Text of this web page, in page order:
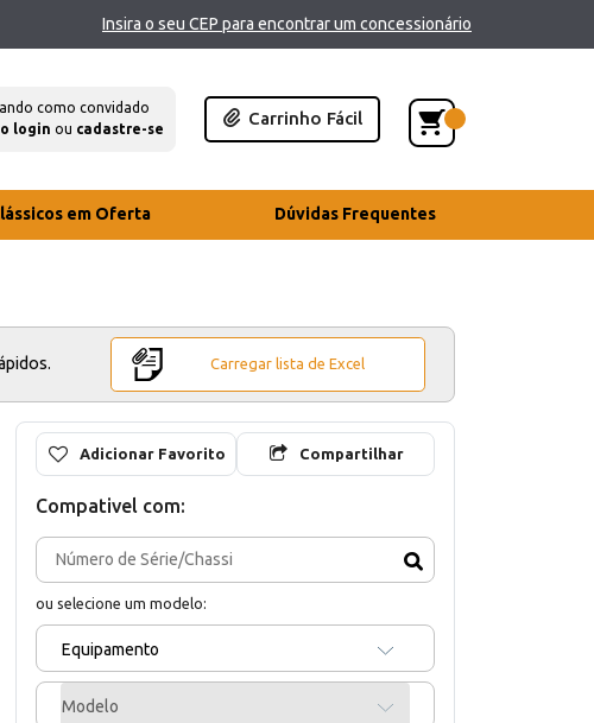
Insira o seu CEP para encontrar um concessionário
como convidado
o login ou cadastre-se
Carrinho Fácil
em Oferta Dúvidas Frequentes
Carregar lista de Excel
Adicionar Favorito Compartilhar
Compativel com:
ou selecione um modelo:
Equipamento
Modelo